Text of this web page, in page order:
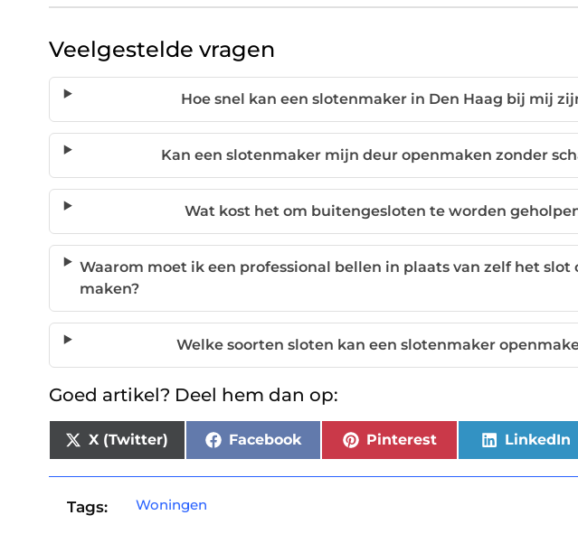
Veelgestelde vragen
Hoe snel kan een slotenmaker in Den Haag bij mij
Kan een slotenmaker mijn deur openmaken zonder
Wat kost het om buitengesloten te worden
Waarom moet ik een professional bellen in plaats van zelf het slot
maken?
Welke soorten sloten kan een slotenmaker
Goed artikel? Deel hem dan op:
X (Twitter) Facebook Pinterest LinkedIn
Tags: Woningen